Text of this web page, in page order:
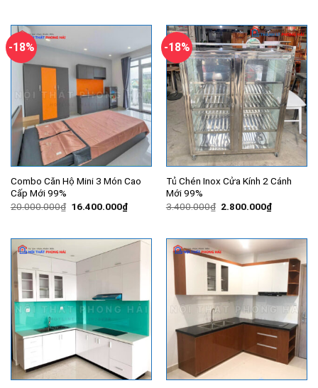
-18%
Combo Căn Hộ Mini 3 Món Cao
Cấp Mới 99%
20.000.000₫ Giá
16.400.000₫Giá
hiện
16.400.000₫.
-18%
Tủ Chén Inox Cửa Kính 2 Cánh
Mới 99%
3.400.000₫ Giá
2.800.000₫Giá
hiện